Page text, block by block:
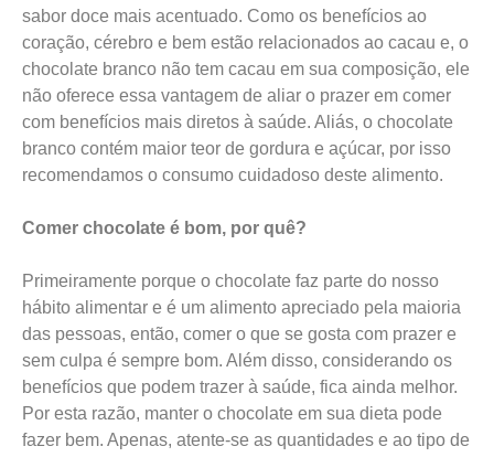
sabor doce mais acentuado. Como os benefícios ao
coração, cérebro e bem estão relacionados ao cacau e, o
chocolate branco não tem cacau em sua composição, ele
não oferece essa vantagem de aliar o prazer em comer
com benefícios mais diretos à saúde. Aliás, o chocolate
branco contém maior teor de gordura e açúcar, por isso
recomendamos o consumo cuidadoso deste alimento.
Comer chocolate é bom, por quê?
Primeiramente porque o chocolate faz parte do nosso
hábito alimentar e é um alimento apreciado pela maioria
das pessoas, então, comer o que se gosta com prazer e
sem culpa é sempre bom. Além disso, considerando os
benefícios que podem trazer à saúde, fica ainda melhor.
Por esta razão, manter o chocolate em sua dieta pode
fazer bem. Apenas, atente-se as quantidades e ao tipo de